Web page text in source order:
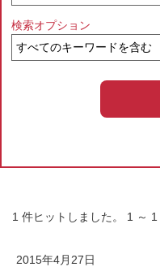
検索オプション
1 件ヒットしました。 1 ～ 1
2015年4月27日